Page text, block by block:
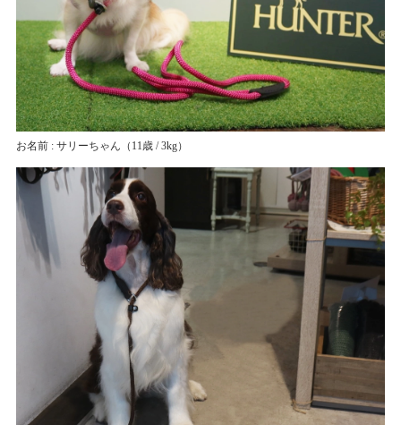
お名前 : サリーちゃん （11歳 / 3kg）